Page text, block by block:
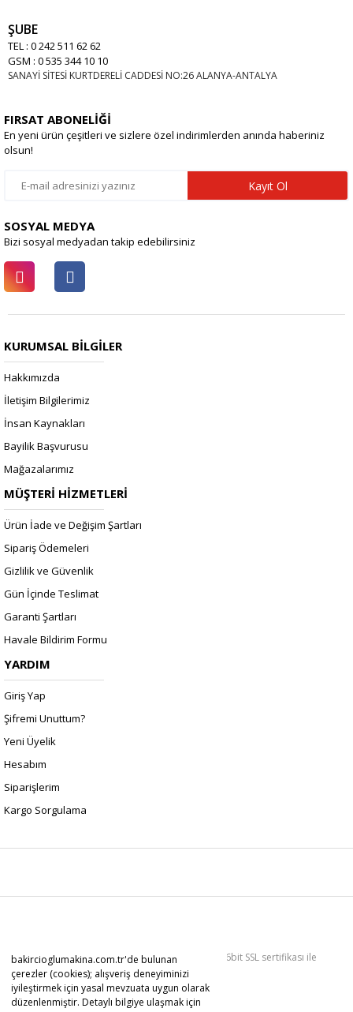
bakircioglumakina.com.tr'de bulunan
çerezler (cookies); alışveriş deneyiminizi
iyileştirmek için yasal mevzuata uygun olarak
düzenlenmiştir. Detaylı bilgiye ulaşmak için
ŞUBE
TEL : 0 242 511 62 62
GSM : 0 535 344 10 10
SANAYİ SİTESİ KURTDERELİ CADDESİ NO:26 ALANYA-ANTALYA
FIRSAT ABONELİĞİ
En yeni ürün çeşitleri ve sizlere özel indirimlerden anında haberiniz
olsun!
Kayıt Ol
SOSYAL MEDYA
Bizi sosyal medyadan takip edebilirsiniz
KURUMSAL BİLGİLER
Hakkımızda
İletişim Bilgilerimiz
İnsan Kaynakları
Bayilik Başvurusu
Mağazalarımız
MÜŞTERİ HİZMETLERİ
Ürün İade ve Değişim Şartları
Sipariş Ödemeleri
Gizlilik ve Güvenlik
Gün İçinde Teslimat
Garanti Şartları
Havale Bildirim Formu
YARDIM
Giriş Yap
Şifremi Unuttum?
Yeni Üyelik
Hesabım
Siparişlerim
Kargo Sorgulama
Copyright 2022 © Kredi kartı bilgileriniz 256bit SSL sertifikası ile
korunmaktadır.